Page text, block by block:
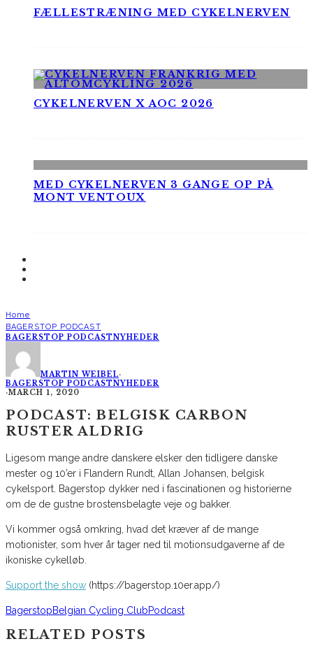
FÆLLESTRÆNING MED CYKELNERVEN
CYKELNERVEN X AOC 2026
MED CYKELNERVEN 3 GANGE OP PÅ
MONT VENTOUX
Home
BAGERSTOP PODCAST
BAGERSTOP PODCASTNYHEDER
MARTIN WEIBEL·
BAGERSTOP PODCASTNYHEDER
·MARCH 1, 2020
PODCAST: BELGISK CARBON
RUSTER ALDRIG
Ligesom mange andre danskere elsker den tidligere danske
mester og 10’er i Flandern Rundt, Allan Johansen, belgisk
cykelsport. Bagerstop dykker ned i fascinationen og historierne
om de de gustne brostensbelagte veje og bakker.
Vi kommer også omkring, hvad det kræver af de mange
motionister, som hver år tager ned til motionsudgaverne af de
ikoniske cykelløb.
Support the show (https://bagerstop.10er.app/)
BagerstopBelgian Cycling ClubPodcast
RELATED POSTS